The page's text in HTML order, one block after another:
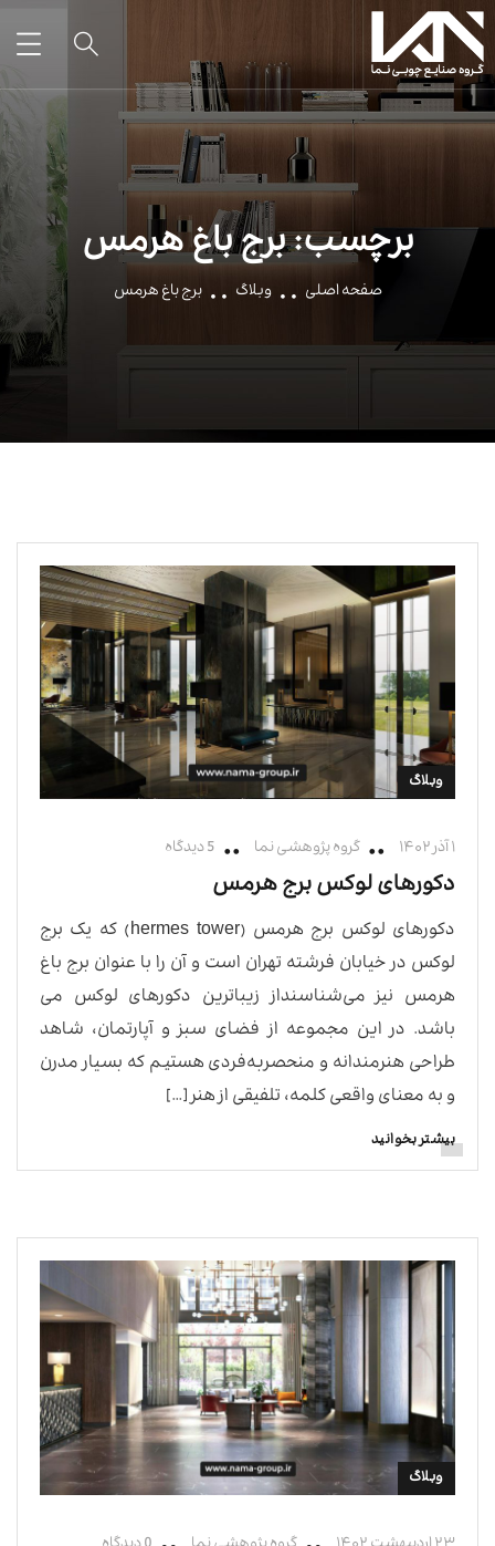
برچسب:برج باغ هرمس
صفحه اصلی وبلاگ برج باغ هرمس
وبلاگ
۱ آذر ۱۴۰۲ گروه پژوهشی نما 5 دیدگاه
دکورهای لوکس برج هرمس
دکورهای لوکس برج هرمس (hermes tower) که یک برج
لوکس در خیابان فرشته تهران است و آن را با عنوان برج باغ
هرمس نیز می‌شناسنداز زیباترین دکورهای لوکس می
باشد. در این مجموعه از فضای سبز و آپارتمان، شاهد
طراحی هنرمندانه و منحصربه‌فردی هستیم که بسیار مدرن
و به معنای واقعی کلمه، تلفیقی از هنر […]
بیشتر بخوانید
وبلاگ